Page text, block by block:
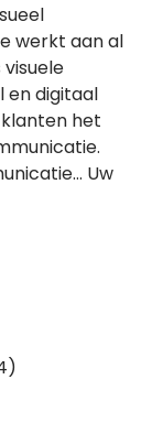
werkt aan al
en digitaal
het
Uw